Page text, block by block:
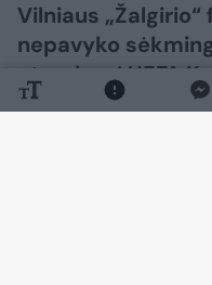
Vilniaus
nepavyko
atrankos į UEFA